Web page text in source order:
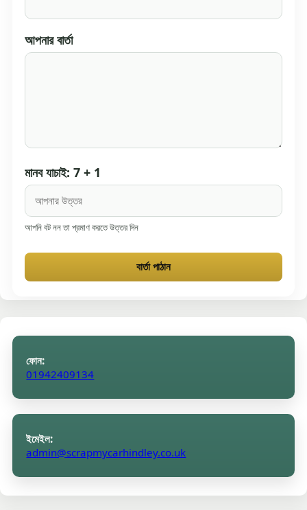
আপনার বার্তা
মানব যাচাই: 7 + 1
আপনি বট নন তা প্রমাণ করতে উত্তর দিন
বার্তা পাঠান
ফোন:
01942409134
ইমেইল:
admin@scrapmycarhindley.co.uk